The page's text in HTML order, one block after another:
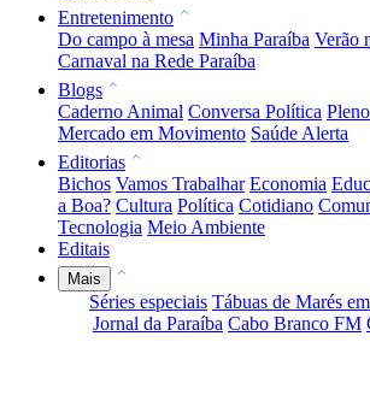
Entretenimento
Do campo à mesa Minha Paraíba Verão
Carnaval na Rede Paraíba
Blogs
Caderno Animal Conversa Política
Mercado em Movimento Saúde Alerta
Editorias
Bichos Vamos Trabalhar Economia
a Boa? Cultura Política Cotidiano
Tecnologia Meio Ambiente
Editais
Mais
Séries especiais Tábuas de Marés
Jornal da Paraíba Cabo Branco FM